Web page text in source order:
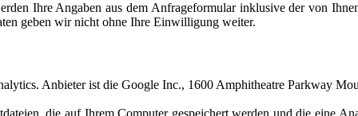
Ihre Angaben aus dem Anfrageformular inklusive der von
geben wir nicht ohne Ihre Einwilligung weiter.
Anbieter ist die Google Inc., 1600 Amphitheatre Parkway
die auf Ihrem Computer gespeichert werden und die eine